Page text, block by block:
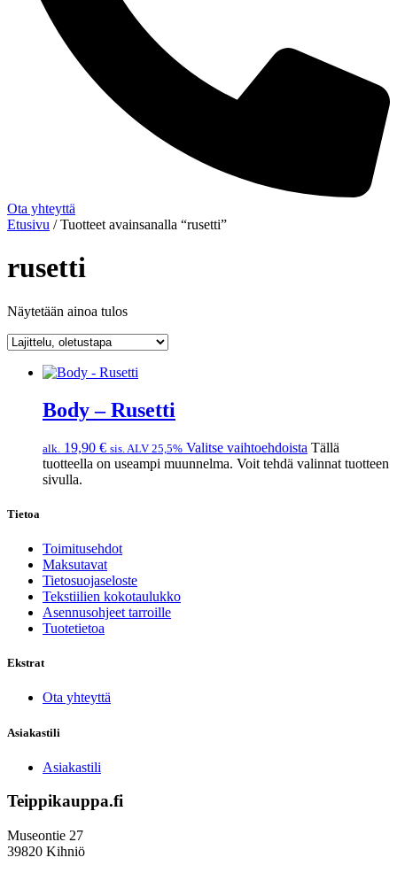
Ota yhteyttä
Etusivu / Tuotteet avainsanalla “rusetti”
rusetti
Näytetään ainoa tulos
Body – Rusetti
alk. 19,90 € sis. ALV 25,5% Valitse vaihtoehdoista Tällä
tuotteella on useampi muunnelma. Voit tehdä valinnat tuotteen
sivulla.
Tietoa
Toimitusehdot
Maksutavat
Tietosuojaseloste
Tekstiilien kokotaulukko
Asennusohjeet tarroille
Tuotetietoa
Ekstrat
Ota yhteyttä
Asiakastili
Asiakastili
Teippikauppa.fi
Museontie 27
39820 Kihniö